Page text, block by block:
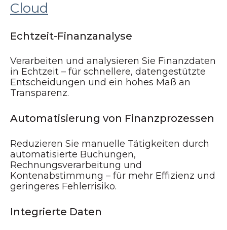
Cloud
Echtzeit-Finanzanalyse
Verarbeiten und analysieren Sie Finanzdaten
in Echtzeit – für schnellere, datengestützte
Entscheidungen und ein hohes Maß an
Transparenz.
Automatisierung von Finanzprozessen
Reduzieren Sie manuelle Tätigkeiten durch
automatisierte Buchungen,
Rechnungsverarbeitung und
Kontenabstimmung – für mehr Effizienz und
geringeres Fehlerrisiko.
Integrierte Daten